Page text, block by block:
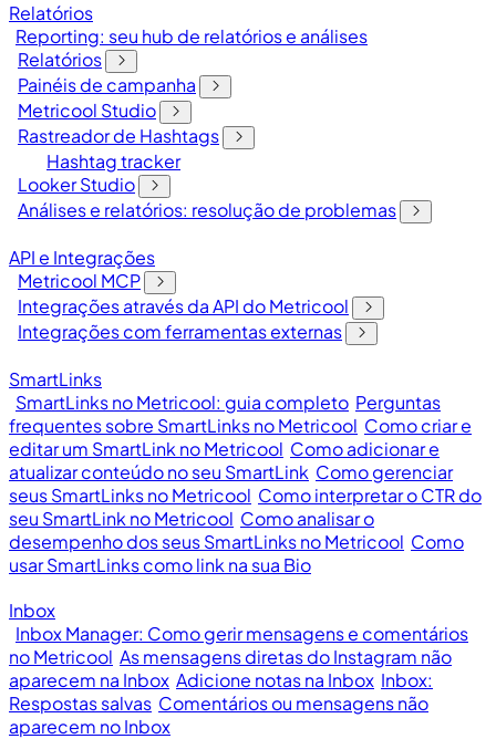
Relatórios
Reporting: seu hub de relatórios e análises
Relatórios
Painéis de campanha
Metricool Studio
Rastreador de Hashtags
Hashtag tracker
Looker Studio
Análises e relatórios: resolução de problemas
API e Integrações
Metricool MCP
Integrações através da API do Metricool
Integrações com ferramentas externas
SmartLinks
SmartLinks no Metricool: guia completo Perguntas
frequentes sobre SmartLinks no Metricool Como criar e
editar um SmartLink no Metricool Como adicionar e
atualizar conteúdo no seu SmartLink Como gerenciar
seus SmartLinks no Metricool Como interpretar o CTR do
seu SmartLink no Metricool Como analisar o
desempenho dos seus SmartLinks no Metricool Como
usar SmartLinks como link na sua Bio
Inbox
Inbox Manager: Como gerir mensagens e comentários
no Metricool As mensagens diretas do Instagram não
aparecem na Inbox Adicione notas na Inbox Inbox:
Respostas salvas Comentários ou mensagens não
aparecem no Inbox